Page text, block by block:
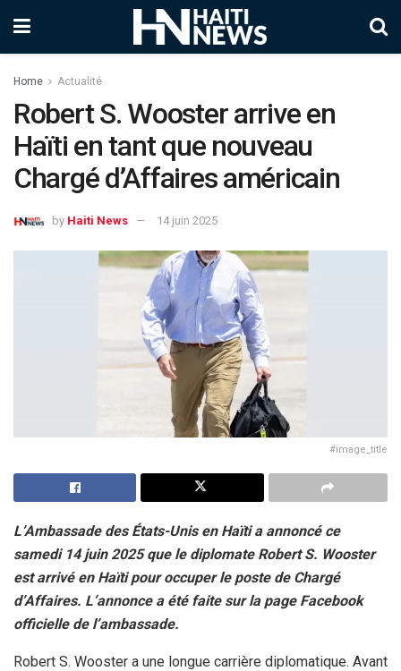
Home Actualité
Robert S. Wooster arrive en
Haïti en tant que nouveau
Chargé d’Affaires américain
by Haiti News 14 juin 2025
#image_title
L’Ambassade des États-Unis en Haïti a annoncé ce
samedi 14 juin 2025 que le diplomate Robert S. Wooster
est arrivé en Haïti pour occuper le poste de Chargé
d’Affaires. L’annonce a été faite sur la page Facebook
officielle de l’ambassade.
Robert S. Wooster a une longue carrière diplomatique. Avant